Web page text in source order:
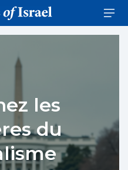
les
du